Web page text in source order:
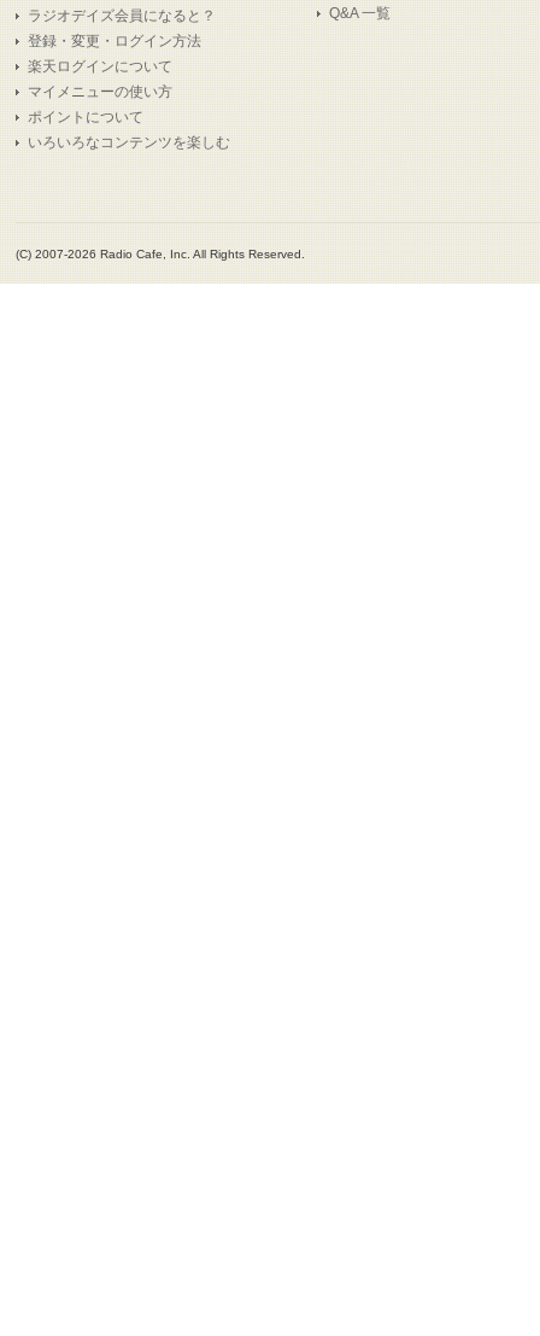
ラジオデイズ会員になると？
登録・変更・ログイン方法
楽天ログインについて
マイメニューの使い方
ポイントについて
いろいろなコンテンツを楽しむ
Q&A 一覧
(C) 2007-2026 Radio Cafe, Inc. All Rights Reserved.